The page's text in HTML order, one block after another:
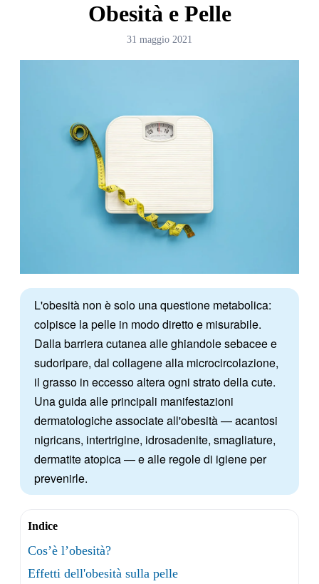
Obesità e Pelle
31 maggio 2021
L'obesità non è solo una questione metabolica:
colpisce la pelle in modo diretto e misurabile.
Dalla barriera cutanea alle ghiandole sebacee e
sudoripare, dal collagene alla microcircolazione,
il grasso in eccesso altera ogni strato della cute.
Una guida alle principali manifestazioni
dermatologiche associate all'obesità — acantosi
nigricans, intertrigine, idrosadenite, smagliature,
dermatite atopica — e alle regole di igiene per
prevenirle.
Indice
Cos’è l’obesità?
Effetti dell'obesità sulla pelle